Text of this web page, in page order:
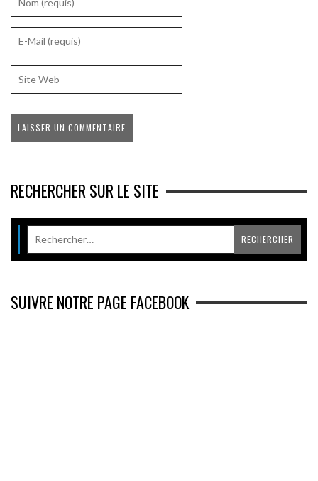
RECHERCHER SUR LE SITE
SUIVRE NOTRE PAGE FACEBOOK